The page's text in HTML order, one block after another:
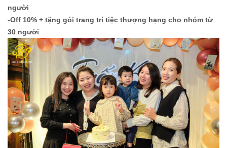
người
-Off 10% + tặng gói trang trí tiệc thượng hạng cho nhóm từ
30 người